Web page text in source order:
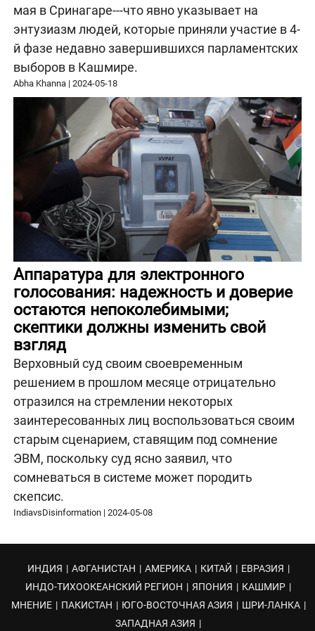
мая в Сринагаре---что явно указывает на
энтузиазм людей, которые приняли участие в 4-
й фазе недавно завершившихся парламентских
выборов в Кашмире.
Abha Khanna |2024-05-18
Аппаратура для электронного
голосования: надежность и доверие
остаются непоколебимыми;
скептики должны изменить свой
взгляд
Верховный суд своим своевременным
решением в прошлом месяце отрицательно
отразился на стремлении некоторых
заинтересованных лиц воспользоваться своим
старым сценарием, ставящим под сомнение
ЭВМ, поскольку суд ясно заявил, что
сомневаться в системе может породить
скепсис.
IndiavsDisinformation |2024-05-08
ИНДИЯ | АФГАНИСТАН | АМЕРИКА | КИТАЙ | ЕВРАЗИЯ |
ИНДО-ТИХООКЕАНСКИЙ РЕГИОН | ЯПОНИЯ | КАШМИР |
МНЕНИЕ | ПАКИСТАН | ЮГО-ВОСТОЧНАЯ АЗИЯ | ШРИ-ЛАНКА |
ЗАПАДНАЯ АЗИЯ |